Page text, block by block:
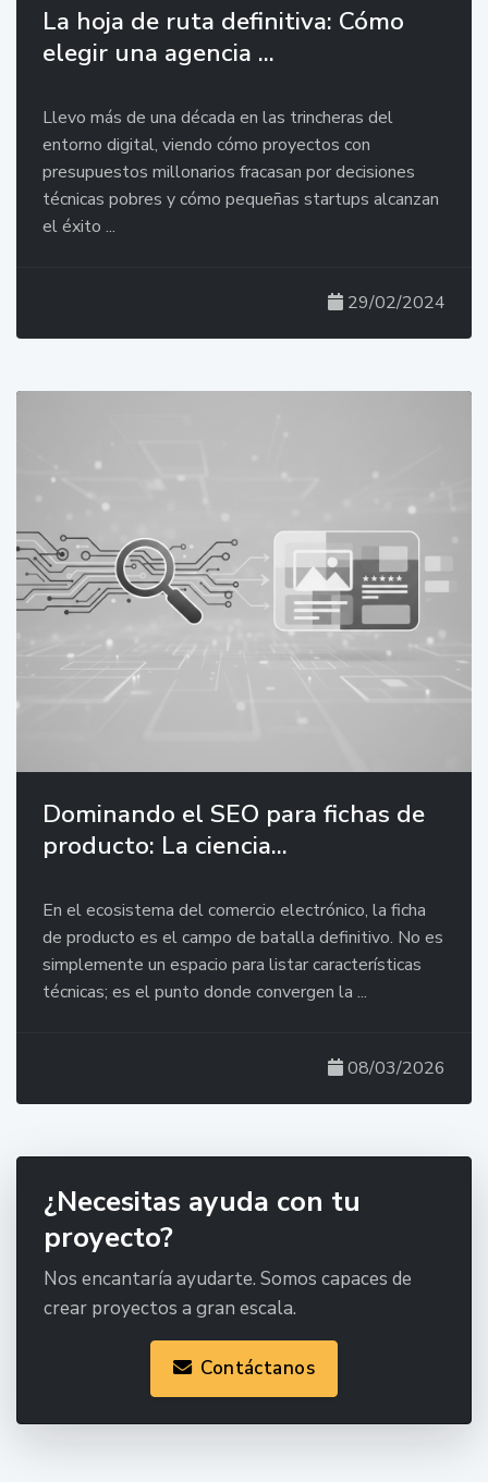
La hoja de ruta definitiva: Cómo
elegir una agencia ...
Llevo más de una década en las trincheras del
entorno digital, viendo cómo proyectos con
presupuestos millonarios fracasan por decisiones
técnicas pobres y cómo pequeñas startups alcanzan
el éxito ...
29/02/2024
Dominando el SEO para fichas de
producto: La ciencia...
En el ecosistema del comercio electrónico, la ficha
de producto es el campo de batalla definitivo. No es
simplemente un espacio para listar características
técnicas; es el punto donde convergen la ...
08/03/2026
¿Necesitas ayuda con tu
proyecto?
Nos encantaría ayudarte. Somos capaces de
crear proyectos a gran escala.
Contáctanos